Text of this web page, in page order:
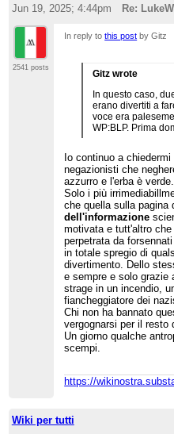
Jun 19, 2025; 4:44pm
Re:
2541 posts
In reply tothis post by Gitz
Gitz wrote
In questo caso,
erano divertiti a
voce era
WP:BLP. Prima
Io continuo a
negazionisti che
azzurro e l'erba è verde.
Solo i più
che quella sulla
dell'informazione
motivata e tutt'altro
perpetrata da
in totale spregio di
divertimento. Dello
e sempre e solo grazie
strage in un incendio,
fiancheggiatore dei
Chi non ha bannato
vergognarsi per il resto
Un giorno qualche
scempi.
https://
Wiki per tutti